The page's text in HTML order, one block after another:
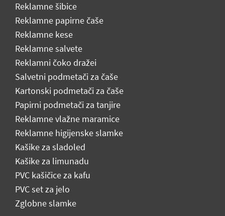
Reklamne šibice
Reklamne papirne čaše
Reklamne kese
Reklamne salvete
Reklamni čoko dražei
Salvetni podmetači za čaše
Kartonski podmetači za čaše
Papirni podmetači za tanjire
Reklamne vlažne maramice
Reklamne higijenske slamke
Kašike za sladoled
Kašike za limunadu
PVC kašičice za kafu
PVC set za jelo
Zglobne slamke